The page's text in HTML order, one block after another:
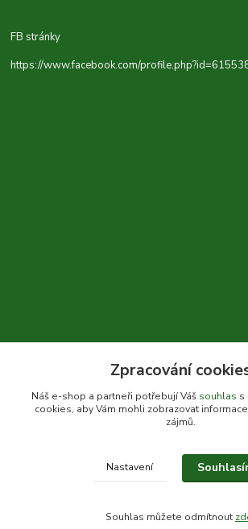
FB stránky
https://www.facebook.com/
+420 604 310 066
© Bylinky Krkoška 2020-2026
Zpracování
Náš e-shop a partneři potřebují Váš souhlas s
cookies, aby Vám mohli zobrazovat
zájmů.
Nastavení
Souhlas můžete odmítnout